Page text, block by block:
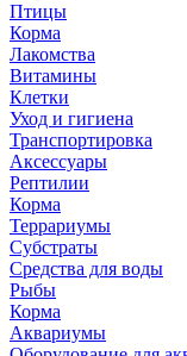
Птицы
Корма
Лакомства
Витамины
Клетки
Уход и гигиена
Транспортировка
Аксессуары
Рептилии
Корма
Террариумы
Субстраты
Средства для воды
Рыбы
Корма
Аквариумы